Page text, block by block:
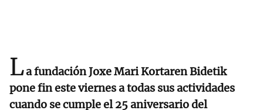
La fundación Joxe Mari Kortaren Bidetik
pone fin este viernes a todas sus actividades
cuando se cumple el 25 aniversario del